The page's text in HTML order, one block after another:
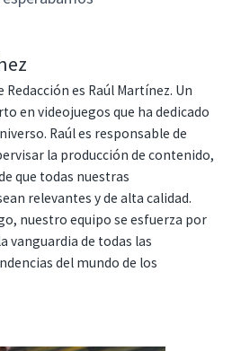
Redacción es Raúl Martínez. Un
en videojuegos que ha dedicado
Raúl es responsable de
la producción de contenido,
que todas nuestras
relevantes y de alta calidad.
nuestro equipo se esfuerza por
vanguardia de todas las
del mundo de los